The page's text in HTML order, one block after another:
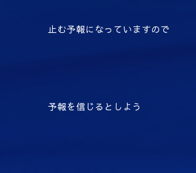
止む予報になっていますので
予報を信じるとしよう